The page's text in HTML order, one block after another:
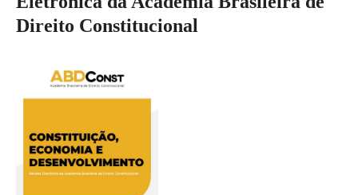
Direito Constitucional